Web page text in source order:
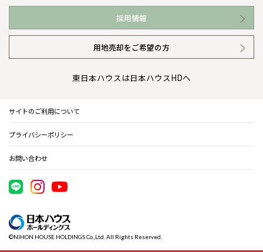
お近くの展示場
イベント情報
住まいのコラム
住まいのお手入れ集
高い信頼性
安心の管理体制
会社情報 トップ
ニュースリリース
会社概要
事業部紹介
IR情報
木材調達指針
採用情報
用地売却をご希望の方
東日本ハウスは日本ハウスHDへ
サイトのご利用について
プライバシーポリシー
お問い合わせ
©NIHON HOUSE HOLDINGS Co.,Ltd. All Rights Reserved.